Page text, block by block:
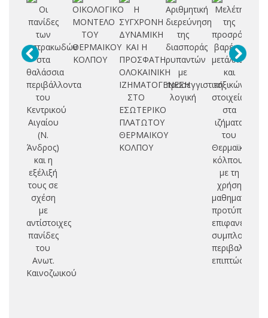
Οι
πανίδες
των
οστρακωδών
στα
θαλάσσια
περιβάλλοντα
του
Κεντρικού
Αιγαίου
(Ν.
Άνδρος)
και η
εξέλιξή
τους σε
σχέση
με
αντίστοιχες
πανίδες
του
Ανωτ.
Καινοζωικού
ΟΙΚΟΛΟΓΙΚΟ
ΜΟΝΤΕΛΟ
ΤΟΥ
ΘΕΡΜΑΙΚΟΥ
ΚΟΛΠΟΥ
Η
ΣΥΓΧΡΟΝΗ
ΔΥΝΑΜΙΚΗ
ΚΑΙ Η
ΠΡΟΣΦΑΤΗ
ΟΛΟΚΑΙΝΙΚΗ
ΙΖΗΜΑΤΟΓΕΝΕΣΗ
ΣΤΟ
ΕΣΩΤΕΡΙΚΟ
ΠΛΑΤΩΤΟΥ
ΘΕΡΜΑΙΚΟΥ
ΚΟΛΠΟΥ
Αριθμητική
διερεύνηση
της
διασποράς
ρυπαντών
με
προσεγγιστική
λογική
Μελέτη
της
προσρόφησης
βαρέων
μετάλλων
και
τοξικών
στοιχείων
στα
ιζήματα
του
Θερμαϊκού
κόλπου,
με τη
χρήση
μαθηματικών
προτύπων
επιφανειακής
επιπτώσεις